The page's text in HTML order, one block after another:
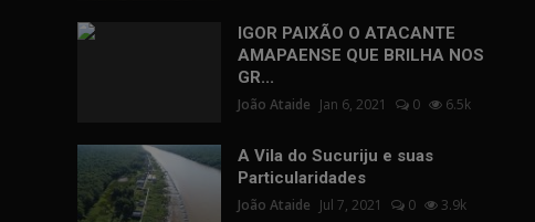
IGOR PAIXÃO O ATACANTE
AMAPAENSE QUE BRILHA NOS
GR...
João Ataide Jan 6, 2021 0 6.5k
A Vila do Sucuriju e suas
Particularidades
João Ataide Jul 7, 2021 0 3.9k